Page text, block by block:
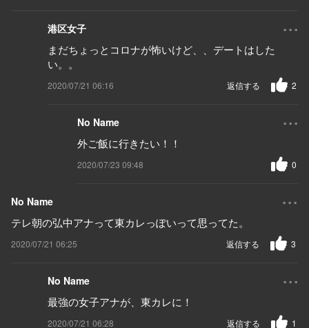
港区女子 ...
まだちょっとコロナが怖いけど、、デートはした
い。。
2020/07/21 06:16 2
返信する
No Name ...
外ご飯に行きたい！！
2020/07/23 09:48 0
No Name ...
テレ朝の弘中アナって東カレっぽいって思ってた。
2020/07/21 06:25 3
返信する
No Name ...
最強の女子アナが、東カレに！
2020/07/21 06:28 1
返信する